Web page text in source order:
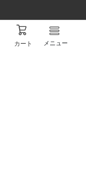
カート メニュー